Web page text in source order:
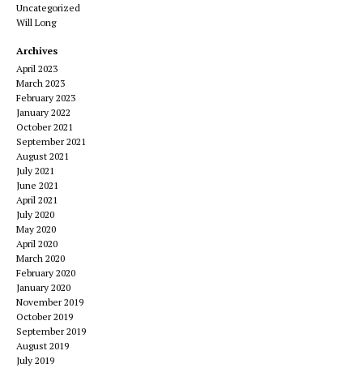
Uncategorized
Will Long
Archives
April 2023
March 2023
February 2023
January 2022
October 2021
September 2021
August 2021
July 2021
June 2021
April 2021
July 2020
May 2020
April 2020
March 2020
February 2020
January 2020
November 2019
October 2019
September 2019
August 2019
July 2019